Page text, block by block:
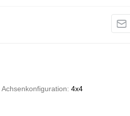
Achsenkonfiguration 4x4